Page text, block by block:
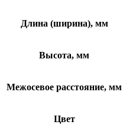
Длина (ширина), мм
Высота, мм
Межосевое расстояние, мм
Цвет